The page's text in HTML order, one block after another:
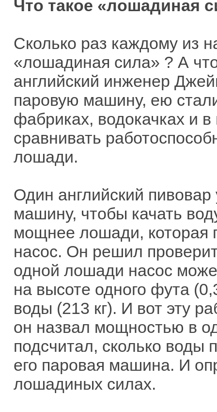
Что такое «лошадиная
Сколько раз каждому из
«лошадиная сила» ? А
английский инженер
паровую машину, ею
фабриках, водокачках и
сравнивать
лошади.
Один английский
машину, чтобы качать
мощнее лошади, которая
насос. Он решил
одной лошади насос
на высоте одного фута
воды (213 кг). И вот эту
он назвал мощностью в
подсчитал, сколько воды
его паровая машина. И
лошадиных силах.